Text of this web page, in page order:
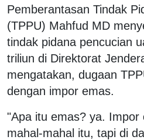
Pemberantasan Tindak
(TPPU) Mahfud MD
tindak pidana pencucian
triliun di Direktorat
mengatakan, dugaan
dengan impor emas.
"Apa itu emas? ya. Impor
mahal-mahal itu, tapi di